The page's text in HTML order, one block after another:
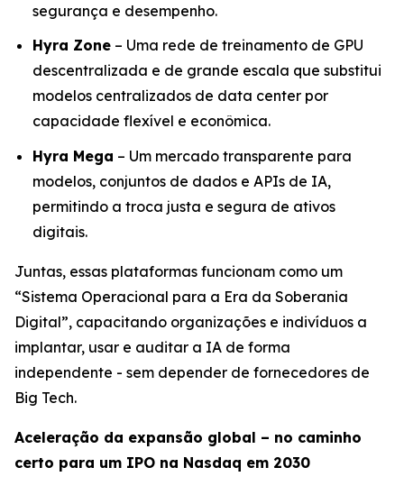
segurança e desempenho.
Hyra Zone – Uma rede de treinamento de GPU
descentralizada e de grande escala que substitui
modelos centralizados de data center por
capacidade flexível e econômica.
Hyra Mega – Um mercado transparente para
modelos, conjuntos de dados e APIs de IA,
permitindo a troca justa e segura de ativos
digitais.
Juntas, essas plataformas funcionam como um
“Sistema Operacional para a Era da Soberania
Digital”, capacitando organizações e indivíduos a
implantar, usar e auditar a IA de forma
independente - sem depender de fornecedores de
Big Tech.
Aceleração da expansão global – no caminho
certo para um IPO na Nasdaq em 2030